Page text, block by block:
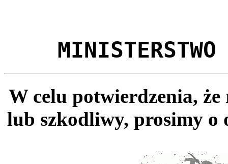
MINISTERSTWO
W celu potwierdzenia,
lub szkodliwy, prosimy o